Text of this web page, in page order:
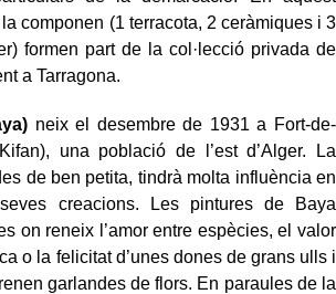
componen (1 terracota, 2 ceràmiques i 3
formen part de la col·lecció privada de
a Tarragona.
neix el desembre de 1931 a Fort-de-
una població de l’est d’Alger. La
de ben petita, tindrà molta influència en
creacions. Les pintures de Baya
on reneix l’amor entre espècies, el valor
o la felicitat d’unes dones de grans ulls i
garlandes de flors. En paraules de la